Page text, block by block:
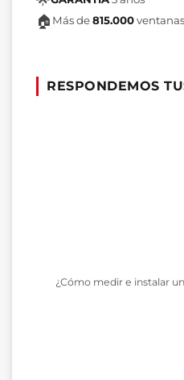
🏠 Más de815.000
RESPONDEMOS
¿Cómo medir e instalar